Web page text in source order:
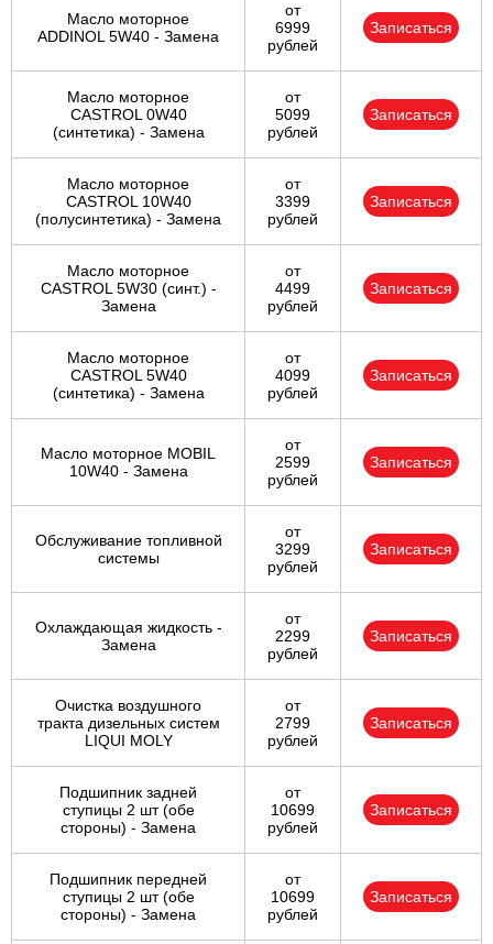
Масло моторное
ADDINOL 5W40 - Замена
от
6999
рублей
Записаться
Масло моторное
CASTROL 0W40
(синтетика) - Замена
от
5099
рублей
Записаться
Масло моторное
CASTROL 10W40
(полусинтетика) - Замена
от
3399
рублей
Записаться
Масло моторное
CASTROL 5W30 (синт.) -
Замена
от
4499
рублей
Записаться
Масло моторное
CASTROL 5W40
(синтетика) - Замена
от
4099
рублей
Записаться
Масло моторное MOBIL
10W40 - Замена
от
2599
рублей
Записаться
Обслуживание топливной
системы
от
3299
рублей
Записаться
Охлаждающая жидкость -
Замена
от
2299
рублей
Записаться
Очистка воздушного
тракта дизельных систем
LIQUI MOLY
от
2799
рублей
Записаться
Подшипник задней
ступицы 2 шт (обе
стороны) - Замена
от
10699
рублей
Записаться
Подшипник передней
ступицы 2 шт (обе
стороны) - Замена
от
10699
рублей
Записаться